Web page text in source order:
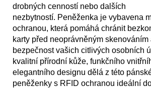
drobných cenností nebo dalších
nezbytností. Peněženka je vybavena
ochranou, která pomáhá chránit
karty před neoprávněným skenováním
bezpečnost vašich citlivých osobních
kvalitní přírodní kůže, funkčního
elegantního designu dělá z této
peněženky s RFID ochranou ideální